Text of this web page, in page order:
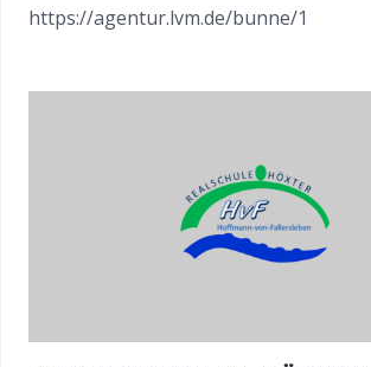
https://agentur.lvm.de/bunne/1